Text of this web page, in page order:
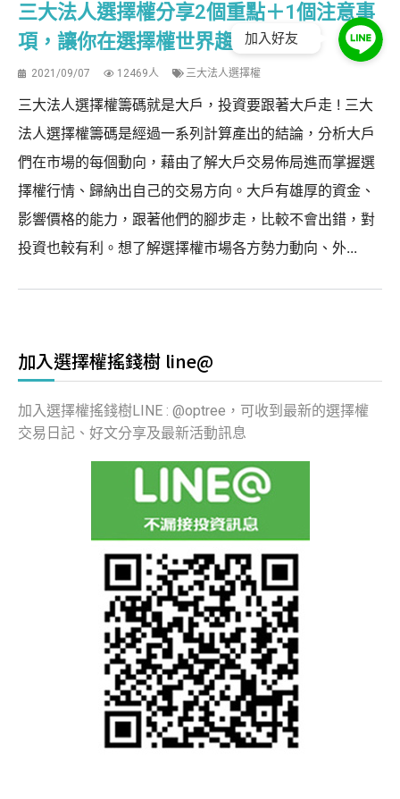
三大法人選擇權分享2個重點＋1個注意事
項，讓你在選擇權世界趨吉避凶！
2021/09/07 12469人 三大法人選擇權
三大法人選擇權籌碼就是大戶，投資要跟著大戶走 ! 三大
法人選擇權籌碼是經過一系列計算產出的結論，分析大戶
們在市場的每個動向，藉由了解大戶交易佈局進而掌握選
擇權行情、歸納出自己的交易方向。大戶有雄厚的資金、
影響價格的能力，跟著他們的腳步走，比較不會出錯，對
投資也較有利。想了解選擇權市場各方勢力動向、外...
加入選擇權搖錢樹 line@
加入選擇權搖錢樹LINE : @optree，可收到最新的選擇權
交易日記、好文分享及最新活動訊息
加入好友